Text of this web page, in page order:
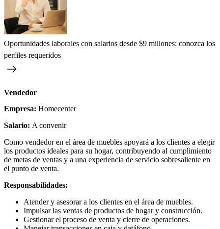
Oportunidades laborales con salarios desde $9 millones: conozca los
perfiles requeridos
Vendedor
Empresa: Homecenter
Salario: A convenir
Como vendedor en el área de muebles apoyará a los clientes a elegir
los productos ideales para su hogar, contribuyendo al cumplimiento
de metas de ventas y a una experiencia de servicio sobresaliente en
el punto de venta.
Responsabilidades:
Atender y asesorar a los clientes en el área de muebles.
Impulsar las ventas de productos de hogar y construcción.
Gestionar el proceso de venta y cierre de operaciones.